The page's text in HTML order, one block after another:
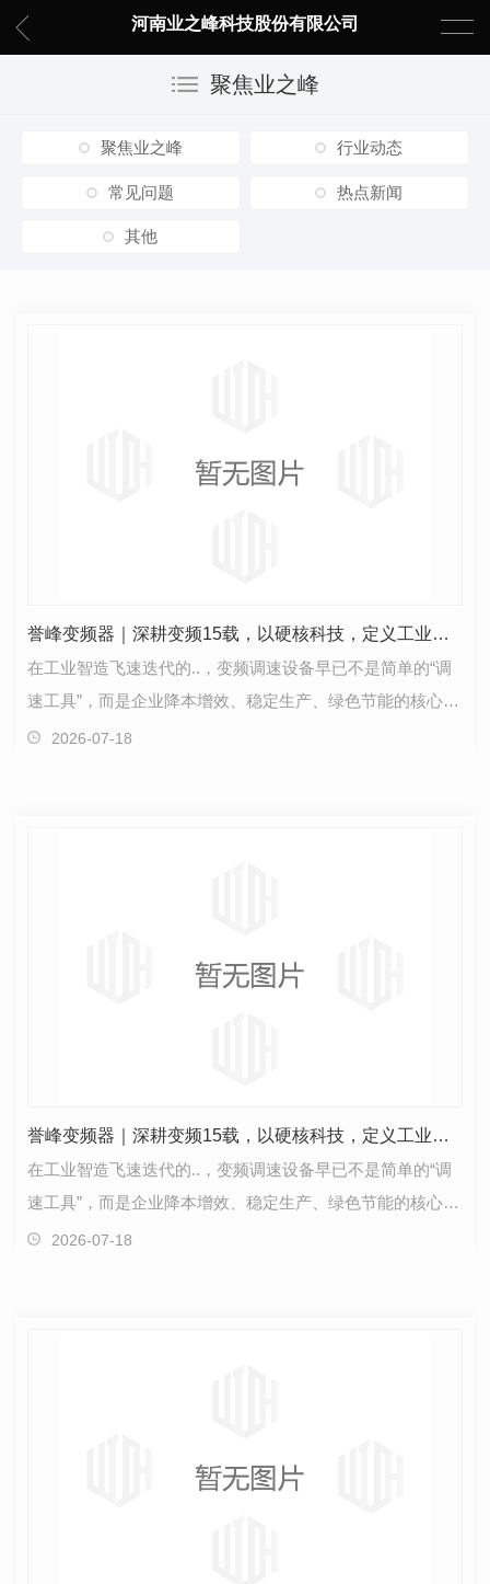
河南业之峰科技股份有限公司
聚焦业之峰
聚焦业之峰 行业动态
常见问题 热点新闻
其他
誉峰变频器｜深耕变频15载，以硬核科技，定义工业传动新标杆
在工业智造飞速迭代的..，变频调速设备早已不是简单的“调
速工具”，而是企业降本增效、稳定生产、绿色节能的核心基
建。传统变频器能耗高、工况适配差、复杂环境易…
2026-07-18
誉峰变频器｜深耕变频15载，以硬核科技，定义工业传动新标杆
在工业智造飞速迭代的..，变频调速设备早已不是简单的“调
速工具”，而是企业降本增效、稳定生产、绿色节能的核心基
建。传统变频器能耗高、工况适配差、复杂环境易…
2026-07-18